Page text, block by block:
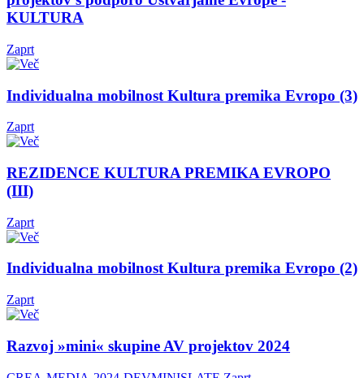
KULTURA
Zaprt
Individualna mobilnost Kultura premika Evropo (3)
Zaprt
REZIDENCE KULTURA PREMIKA EVROPO
(III)
Zaprt
Individualna mobilnost Kultura premika Evropo (2)
Zaprt
Razvoj »mini« skupine AV projektov 2024